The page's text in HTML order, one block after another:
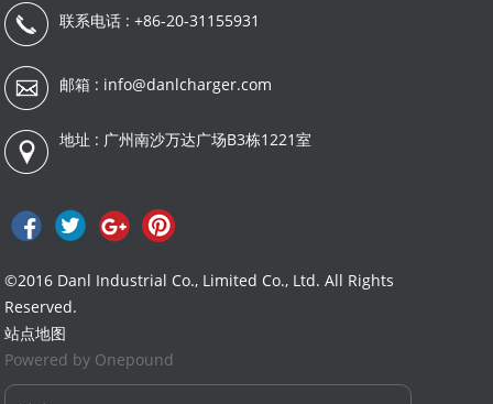
联系电话 : +86-20-31155931
邮箱 : info@danlcharger.com
地址 : 广州南沙万达广场B3栋1221室
©2016 Danl Industrial Co., Limited Co., Ltd. All Rights
Reserved.
站点地图
Powered by Onepound